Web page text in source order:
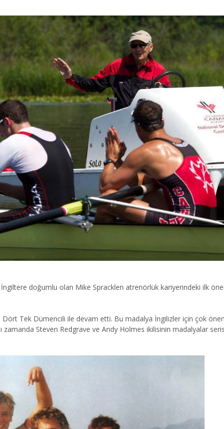
doğumlu olan Mike Spracklen atrenörlük kariyerindeki ilk
Dört Tek Dümencili ile devam etti. Bu madalya İngilizler için çok
zamanda Steven Redgrave ve Andy Holmes ikilisinin madalyalar